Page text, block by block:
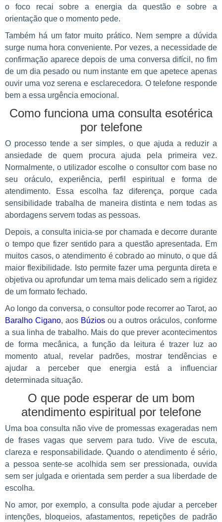
o foco recai sobre a energia da questão e sobre a
orientação que o momento pede.
Também há um fator muito prático. Nem sempre a dúvida
surge numa hora conveniente. Por vezes, a necessidade de
confirmação aparece depois de uma conversa difícil, no fim
de um dia pesado ou num instante em que apetece apenas
ouvir uma voz serena e esclarecedora. O telefone responde
bem a essa urgência emocional.
Como funciona uma consulta esotérica
por telefone
O processo tende a ser simples, o que ajuda a reduzir a
ansiedade de quem procura ajuda pela primeira vez.
Normalmente, o utilizador escolhe o consultor com base no
seu oráculo, experiência, perfil espiritual e forma de
atendimento. Essa escolha faz diferença, porque cada
sensibilidade trabalha de maneira distinta e nem todas as
abordagens servem todas as pessoas.
Depois, a consulta inicia-se por chamada e decorre durante
o tempo que fizer sentido para a questão apresentada. Em
muitos casos, o atendimento é cobrado ao minuto, o que dá
maior flexibilidade. Isto permite fazer uma pergunta direta e
objetiva ou aprofundar um tema mais delicado sem a rigidez
de um formato fechado.
Ao longo da conversa, o consultor pode recorrer ao Tarot, ao
Baralho Cigano, aos Búziosou a outros oráculos, conforme
a sua linha de trabalho. Mais do que prever acontecimentos
de forma mecânica, a função da leitura é trazer luz ao
momento atual, revelar padrões, mostrar tendências e
ajudar a perceber que energia está a influenciar
determinada situação.
O que pode esperar de um bom
atendimento espiritual por telefone
Uma boa consulta não vive de promessas exageradas nem
de frases vagas que servem para tudo. Vive de escuta,
clareza e responsabilidade. Quando o atendimento é sério,
a pessoa sente-se acolhida sem ser pressionada, ouvida
sem ser julgada e orientada sem perder a sua liberdade de
escolha.
No amor, por exemplo, a consulta pode ajudar a perceber
intenções, bloqueios, afastamentos, repetições de padrão